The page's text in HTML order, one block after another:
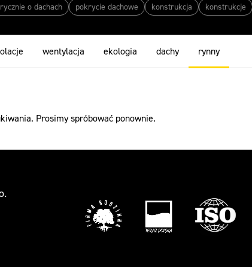
o dachach pokrycie dachowe konstrukcja konstrukcje
wentylacja ekologia dachy rynny
Prosimy spróbować ponownie.